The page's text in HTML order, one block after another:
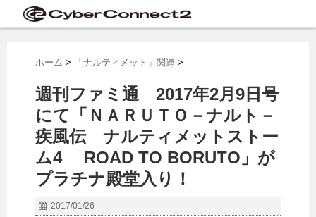
ホーム > 「ナルティメット」関連 >
週刊ファミ通 2017年2月9日号
にて「ＮＡＲＵＴＯ－ナルト－
疾風伝 ナルティメットストー
ム4 ROAD TO BORUTO」が
プラチナ殿堂入り！
2017/01/26